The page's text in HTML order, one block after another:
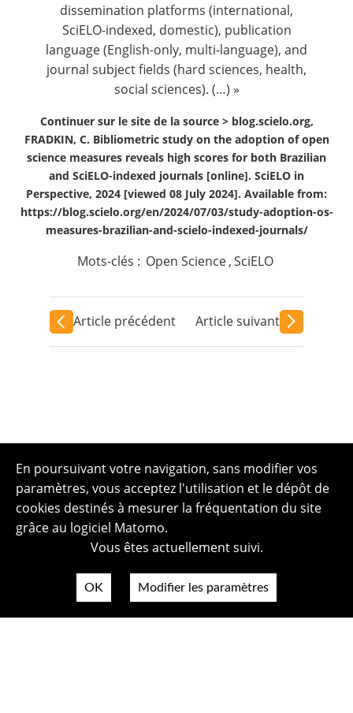
dissemination platforms (international,
SciELO-indexed, domestic), publication
language (English-only, multi-language), and
journal subject fields (hard sciences, health,
social sciences). (…) »
Continuer sur le site de la source > blog.scielo.org,
FRADKIN, C. Bibliometric study on the adoption of open
science measures reveals high scores for both Brazilian
and SciELO-indexed journals [online]. SciELO in
Perspective, 2024 [viewed 08 July 2024]. Available from:
https://blog.scielo.org/en/2024/07/03/study-adoption-os-
measures-brazilian-and-scielo-indexed-journals/
Mots-clés : Open Science,SciELO
Article précédent Article suivant
En poursuivant votre navigation, sans modifier vos
paramètres, vous acceptez l'utilisation et le dépôt de
cookies destinés à mesurer la fréquentation du site
grâce au logiciel Matomo.
Vous êtes actuellement suivi.
OK Modifier les paramètres